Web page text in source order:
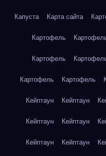
Капуста Карта сайта
Картофель
Картофель
Картофель Картофель
Кейптаун Кейптаун
Кейптаун Кейптаун
Кейптаун Кейптаун